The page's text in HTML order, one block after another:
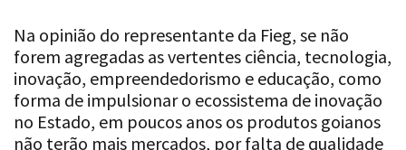
Na opinião do representante da Fieg, se não
forem agregadas as vertentes ciência, tecnologia,
inovação, empreendedorismo e educação, como
forma de impulsionar o ecossistema de inovação
no Estado, em poucos anos os produtos goianos
não terão mais mercados, por falta de qualidade